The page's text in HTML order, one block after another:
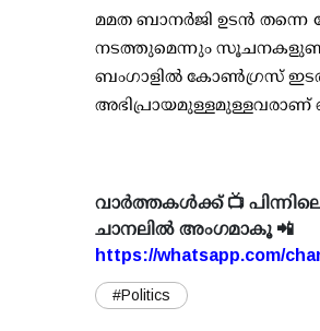
മമത ബാനര്‍ജി ഉടന്‍
നടത്തുമെന്നും
ബംഗാളില്‍ കോണ്‍ഗ്രസ് ഇടത്
വാർത്തകൾക്ക് 📺
ചാനലിൽ അംഗമാകൂ 📲
https://whatsapp.com/
#Politics